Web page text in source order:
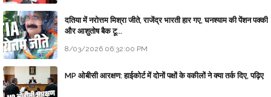
दतिया में नरोत्तम मिश्रा जीते, राजेंद्र भारती हार गए, घनश्याम की पेंशन पक्की
और आशुतोष बैक टू...
8/03/2026 06:32:00 PM
MP ओबीसी आरक्षण: हाईकोर्ट में दोनों पक्षों के वकीलों ने क्या तर्क दिए, पढ़िए